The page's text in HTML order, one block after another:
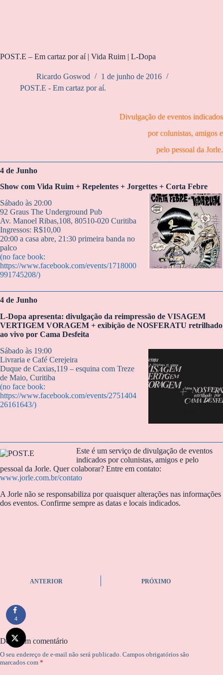
POST.E – Em cartaz por aí | Vida Ruim | L-Dopa
Ricardo Goswod
1 de junho de 2016
POST.E - Em cartaz por aí.
Divulgação de eventos indicados
por colunistas, amigos e
pelo pessoal da Jorle.
4 de Junho
Show com Vida Ruim + Repelentes + Jorgettes + Corta Febre
Sábado às 20:00
92 Graus The Underground Pub
Av. Manoel Ribas,108, 80510-020 Curitiba
Ingressos: R$10,00
20:00 a casa abre, 21:30 primeira banda no
palco
(no face book:
https://www.facebook.com/events/1718000
991745208/)
4 de Junho
L-Dopa apresenta: divulgação da reimpressão de VISAGEM
VERTIGEM VORAGEM + exibição de NOSFERATU retrilhado
ao vivo por Cama Desfeita
Sábado às 19:00
Livraria e Café Cerejeira
Duque de Caxias,119 – esquina com Treze
de Maio, Curitiba
(no face book:
https://www.facebook.com/events/2751404
26161643/)
Este é um serviço de divulgação de eventos
indicados por colunistas, amigos e pelo
pessoal da Jorle. Quer colaborar? Entre em contato:
www.jorle.com.br/contato
A Jorle não se responsabiliza por quaisquer alterações nas informações
dos eventos. Confirme sempre as datas e locais indicados.
ANTERIOR PRÓXIMO
Deixe um comentário
O seu endereço de e-mail não será publicado. Campos obrigatórios são
marcados com *
4